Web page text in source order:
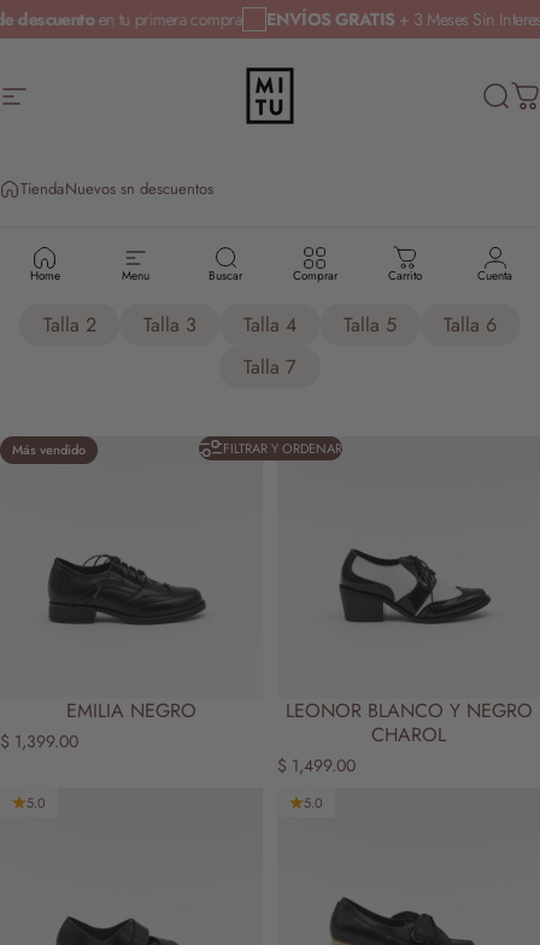
Ir directamente al contenido
de descuentoen tu primera compra ENVÍOS GRATIS+ 3 Meses Sin
Navegación MITU Calzado
Home Menu Buscar Comprar Carrito Cuenta
TiendaNuevos sn descuentos
NUEVOS SN DESCUENTOS
Talla 2 Talla 3 Talla 4 Talla 5
Talla 6
Talla 7
FILTRAR Y ORDENAR
5.0
Más vendido
EMILIA NEGRO
$ 1,399.00
LEONOR BLANCO Y NEGRO
CHAROL
$ 1,499.00
5.0 5.0